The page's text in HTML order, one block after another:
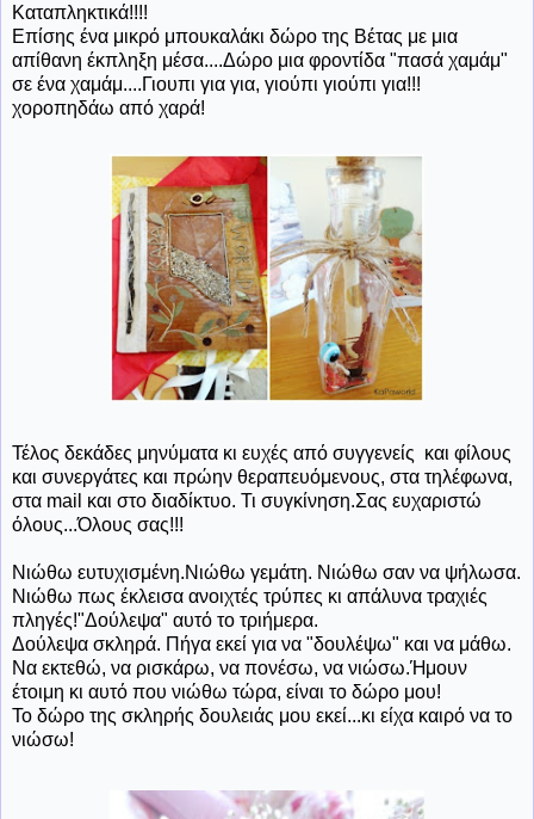
Καταπληκτικά!!!!
Επίσης ένα μικρό μπουκαλάκι δώρο της Βέτας με μια
απίθανη έκπληξη μέσα....Δώρο μια φροντίδα "πασά χαμάμ"
σε ένα χαμάμ....Γιουπι για για, γιούπι γιούπι για!!!
χοροπηδάω από χαρά!
Τέλος δεκάδες μηνύματα κι ευχές από συγγενείς και φίλους
και συνεργάτες και πρώην θεραπευόμενους, στα τηλέφωνα,
στα mail και στο διαδίκτυο. Τι συγκίνηση.Σας ευχαριστώ
όλους...Όλους σας!!!
Νιώθω ευτυχισμένη.Νιώθω γεμάτη. Νιώθω σαν να ψήλωσα.
Νιώθω πως έκλεισα ανοιχτές τρύπες κι απάλυνα τραχιές
πληγές!"Δούλεψα" αυτό το τριήμερα.
Δούλεψα σκληρά. Πήγα εκεί για να "δουλέψω" και να μάθω.
Να εκτεθώ, να ρισκάρω, να πονέσω, να νιώσω.Ήμουν
έτοιμη κι αυτό που νιώθω τώρα, είναι το δώρο μου!
Το δώρο της σκληρής δουλειάς μου εκεί...κι είχα καιρό να το
νιώσω!